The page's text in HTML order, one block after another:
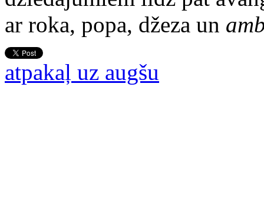
ar roka, popa, džeza un
atpakaļ uz augšu